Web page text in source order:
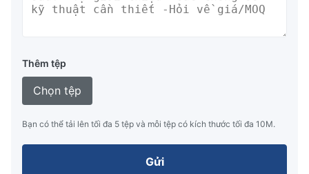
Thêm tệp
Chọn tệp
Bạn có thể tải lên tối đa 5 tệp và mỗi tệp có kích thước tối đa 10M.
Gửi